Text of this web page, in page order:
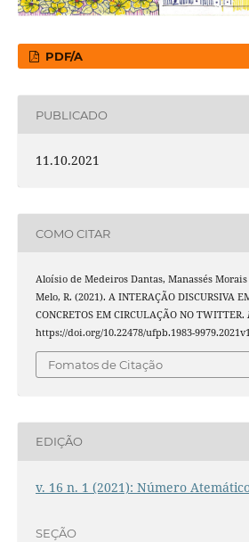
PDF/A
PUBLICADO
11.10.2021
COMO CITAR
Aloísio de Medeiros Dantas, Manassés
Melo, R. (2021). A INTERAÇÃO DISCURSIVA
CONCRETOS EM CIRCULAÇÃO NO TWITTER.
https://doi.org/10.22478/ufpb.1983-
Fomatos de Citação
EDIÇÃO
v. 16 n. 1 (2021): Número
SEÇÃO